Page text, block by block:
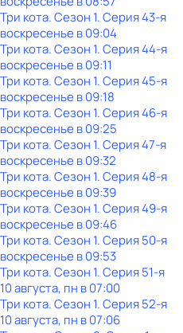
Три кота. Сезон 1. Серия 43-я
воскресенье в09:04
Три кота. Сезон 1. Серия 44-я
воскресенье в09:11
Три кота. Сезон 1. Серия 45-я
воскресенье в09:18
Три кота. Сезон 1. Серия 46-я
воскресенье в09:25
Три кота. Сезон 1. Серия 47-я
воскресенье в09:32
Три кота. Сезон 1. Серия 48-я
воскресенье в09:39
Три кота. Сезон 1. Серия 49-я
воскресенье в09:46
Три кота. Сезон 1. Серия 50-я
воскресенье в09:53
Три кота. Сезон 1. Серия 51-я
10 августа, пн в 07:00
Три кота. Сезон 1. Серия 52-я
10 августа, пн в 07:06